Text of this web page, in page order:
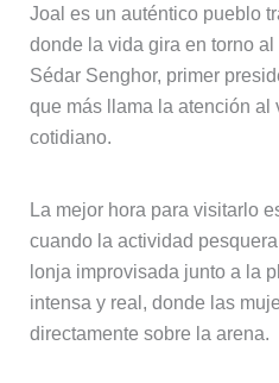
Joal es un auténtico pueblo
donde la vida gira en torno
Sédar Senghor, primer
que más llama la atención al
cotidiano.
La mejor hora para visitarlo
cuando la actividad
lonja improvisada junto a la
intensa y real, donde las
directamente sobre la arena.